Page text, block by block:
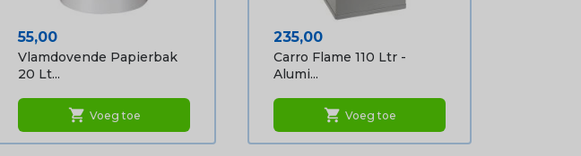
Prijs
55,00
Vlamdovende Papierbak
20 Lt...
shopping_cart Voeg toe
Prijs
235,00
Carro Flame 110 Ltr -
Alumi...
shopping_cart Voeg toe